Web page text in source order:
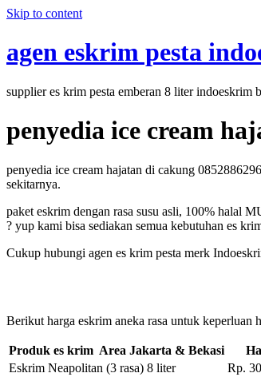
Skip to content
agen eskrim pesta
supplier es krim pesta emberan 8 liter indoeskrim
penyedia ice cream
penyedia ice cream hajatan di cakung
sekitarnya.
paket eskrim dengan rasa susu asli, 100% halal
? yup kami bisa sediakan semua kebutuhan es
Cukup hubungi agen es krim pesta merk
Berikut harga eskrim aneka rasa untuk keperluan
Produk es krim Area Jakarta & Bekasi
Eskrim Neapolitan (3 rasa) 8 liter
Rp.